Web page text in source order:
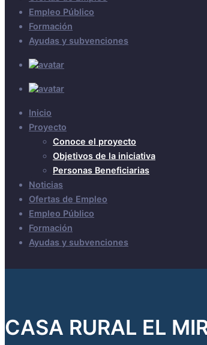
Empleo Público
Formación
Ayudas y subvenciones
Inicio
Proyecto
Conoce el proyecto
Objetivos de la iniciativa
Personas Beneficiarias
Noticias
Ofertas de Empleo
Empleo Público
Formación
Ayudas y subvenciones
CASA RURAL EL